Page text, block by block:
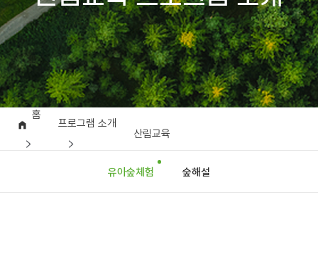
홈
프로그램 소개
산림교육
유아숲체험 숲해설